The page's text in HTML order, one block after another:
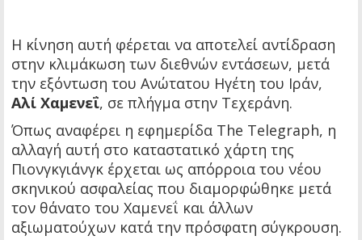
Η κίνηση αυτή φέρεται να αποτελεί αντίδραση
στην κλιμάκωση των διεθνών εντάσεων, μετά
την εξόντωση του Ανώτατου Ηγέτη του Ιράν,
Αλί Χαμενεΐ, σε πλήγμα στην Τεχεράνη.
Όπως αναφέρει η εφημερίδα The Telegraph, η
αλλαγή αυτή στο καταστατικό χάρτη της
Πιονγκγιάνγκ έρχεται ως απόρροια του νέου
σκηνικού ασφαλείας που διαμορφώθηκε μετά
τον θάνατο του Χαμενεΐ και άλλων
αξιωματούχων κατά την πρόσφατη σύγκρουση.